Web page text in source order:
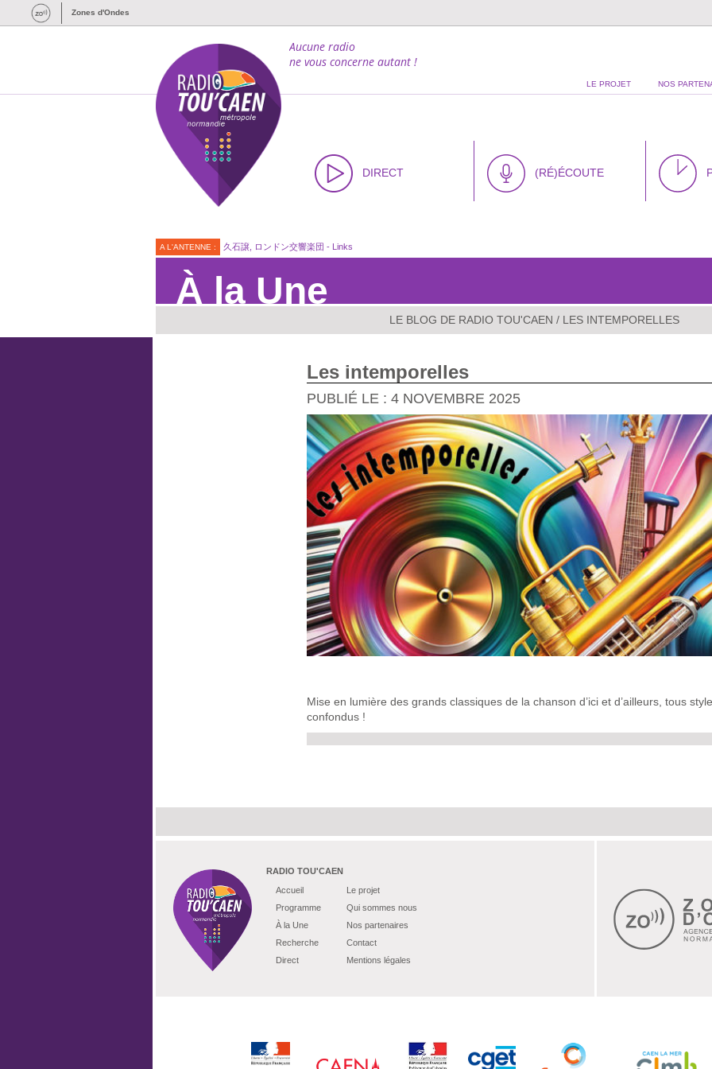
Zones d'Ondes
LE PROJET NOS
Aucune radio
ne vous concerne autant !
DIRECT (RÉ)ÉCOUTE
A L'ANTENNE : 久石譲, ロンドン交響楽団 - Links
À la Une
LE BLOG DE RADIO TOU'CAEN / LES INTEMPORELLES
Les intemporelles
PUBLIÉ LE : 4 NOVEMBRE 2025
Mise en lumière des grands classiques de la chanson d’ici et d’ailleurs, tous
confondus !
RADIO TOU'CAEN
Accueil
Programme
À la Une
Recherche
Direct
Le projet
Qui sommes nous
Nos partenaires
Contact
Mentions légales